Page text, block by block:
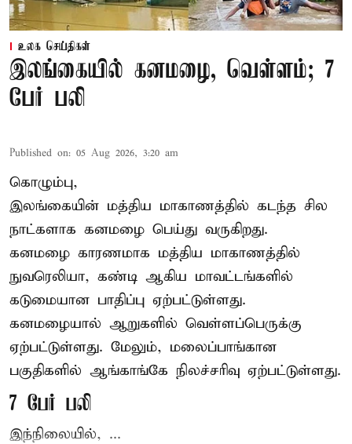
உலக செய்திகள்
இலங்கையில் கனமழை, வெள்ளம்; 7
பேர் பலி
Published on: 05 Aug 2026, 3:20 am
கொழும்பு,
இலங்கையின் மத்திய மாகாணத்தில் கடந்த சில
நாட்களாக கனமழை பெய்து வருகிறது.
கனமழை காரணமாக மத்திய மாகாணத்தில்
நுவரெலியா, கண்டி ஆகிய மாவட்டங்களில்
கடுமையான பாதிப்பு ஏற்பட்டுள்ளது.
கனமழையால் ஆறுகளில் வெள்ளப்பெருக்கு
ஏற்பட்டுள்ளது. மேலும், மலைப்பாங்கான
பகுதிகளில் ஆங்காங்கே நிலச்சரிவு ஏற்பட்டுள்ளது.
7 பேர் பலி
இந்நிலையில், ...